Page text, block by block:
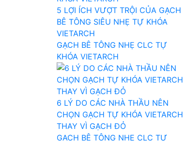
5 LỢI ÍCH VƯỢT TRỘI CỦA GẠCH
BÊ TÔNG SIÊU NHẸ TỰ KHÓA
VIETARCH
GẠCH BÊ TÔNG NHẸ CLC TỰ
KHÓA VIETARCH
6 LÝ DO CÁC NHÀ THẦU NÊN
CHỌN GẠCH TỰ KHÓA VIETARCH
THAY VÌ GẠCH ĐỎ
GẠCH BÊ TÔNG NHẸ CLC TỰ